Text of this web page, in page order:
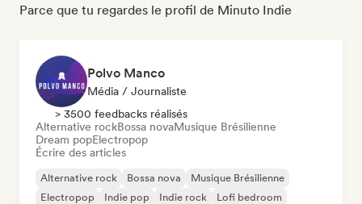
Parce que tu regardes le profil de Minuto Indie
Polvo Manco
Média / Journaliste
> 3500 feedbacks réalisés
Alternative rockBossa novaMusique Brésilienne
Dream popElectropop
Écrire des articles
Alternative rock Bossa nova
Musique Brésilienne
Electropop
Indie pop Indie rock
Lofi bedroom